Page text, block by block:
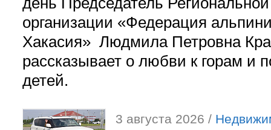
организации «Федерация
Хакасия» Людмила Петровна
рассказывает о любви к горам и
детей.
3 августа 2026 /